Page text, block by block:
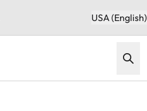
USA (English)